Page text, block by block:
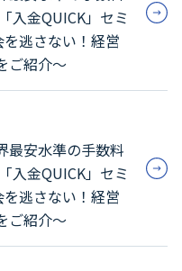
入金QUICK」セミ
逃さない！経営
ご紹介～
最安水準の手数料
入金QUICK」セミ
逃さない！経営
ご紹介～